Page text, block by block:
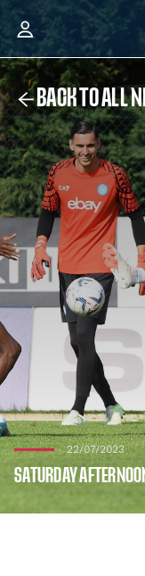
BACK TO ALL
22/07/2023
SATURDAY